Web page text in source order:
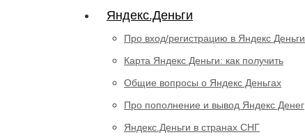
Яндекс.Деньги
Про вход/регистрацию в Яндекс Деньги
Карта Яндекс Деньги: как получить
Общие вопросы о Яндекс Деньгах
Про пополнение и вывод Яндекс Денег
Яндекс.Деньги в странах СНГ